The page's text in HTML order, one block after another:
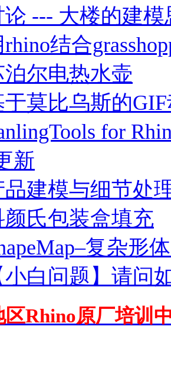
论 --- 大楼的建模
rhino结合
泊尔电热水壶
于莫比乌斯的
for
新
品建模与细节处
颜氏包装盒填充
复杂形
小白问题】请问
区Rhino原厂培训